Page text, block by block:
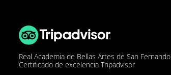
Real Academia de Bellas Artes de San Fernando
Certificado de excelencia Tripadvisor